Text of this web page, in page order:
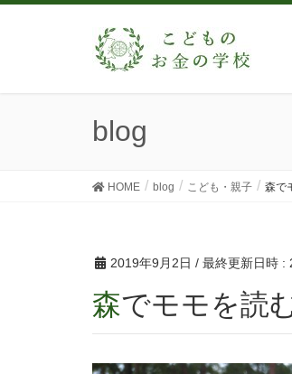
blog
HOME blog こども・親子 森で
2019年9月2日 / 最終更新日時 :
森でモモを読